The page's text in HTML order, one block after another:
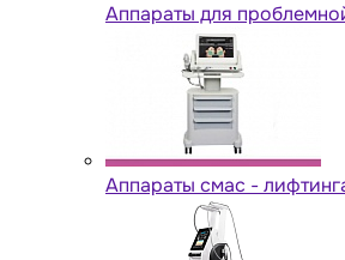
Аппараты для
Аппараты cмас -